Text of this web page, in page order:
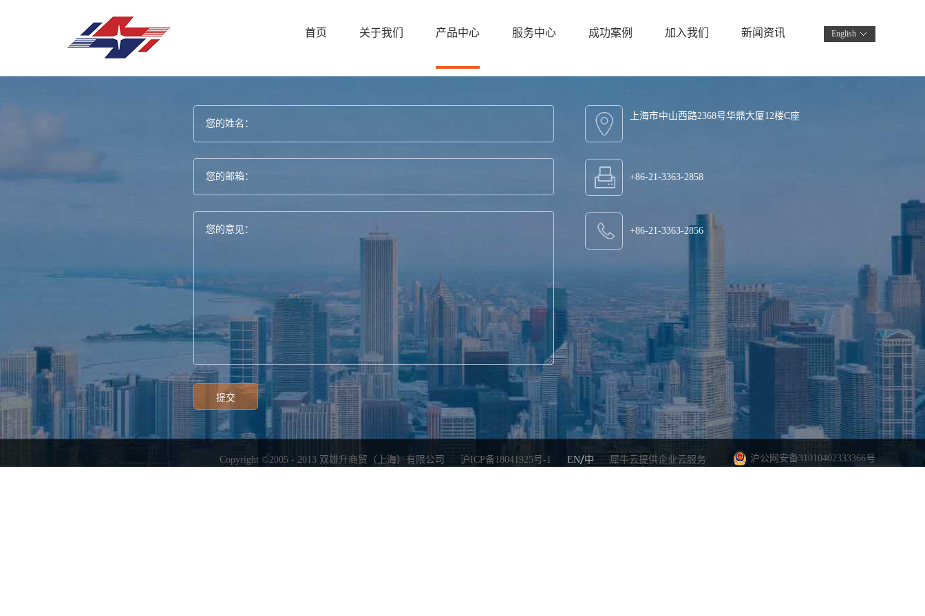
English
首页 关于我们 产品中心 服务中心 成功案例 加入我们 新闻资讯
上海市中山西路2368号华鼎大厦12楼C座
+86-21-3363-2858
+86-21-3363-2856
沪公网安备31010402333366号
Copyright ©2005 - 2013 双雄升商贸（上海）有限公司 沪ICP备18041925号-1 EN 中 犀牛云提供企业云服务